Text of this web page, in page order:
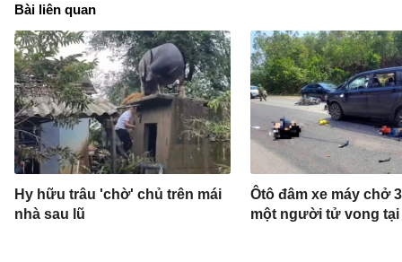
Bài liên quan
Hy hữu trâu 'chờ' chủ trên mái
nhà sau lũ
Ôtô đâm xe máy chở
một người tử vong tại